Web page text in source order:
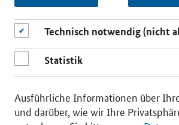
Technisch notwendig (nicht
Statistik
Ausführliche Informationen über
und darüber, wie wir Ihre